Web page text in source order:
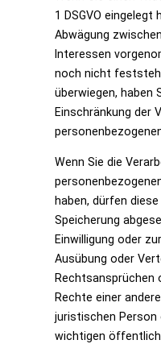
1 DSGVO eingelegt
Abwägung
Interessen
noch nicht
überwiegen, haben
Einschränkung der
Wenn Sie die
haben, dürfen
Speicherung
Einwilligung oder
Ausübung oder
Rechtsansprüchen
Rechte einer
juristischen Person
wichtigen